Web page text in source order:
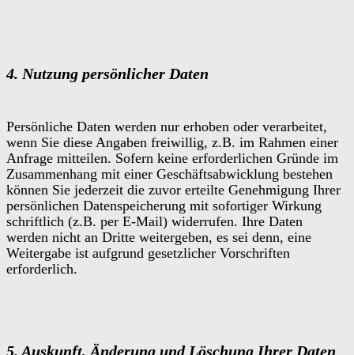
4. Nutzung persönlicher Daten
Persönliche Daten werden nur erhoben oder verarbeitet,
wenn Sie diese Angaben freiwillig, z.B. im Rahmen einer
Anfrage mitteilen. Sofern keine erforderlichen Gründe im
Zusammenhang mit einer Geschäftsabwicklung bestehen
können Sie jederzeit die zuvor erteilte Genehmigung Ihrer
persönlichen Datenspeicherung mit sofortiger Wirkung
schriftlich (z.B. per E-Mail) widerrufen. Ihre Daten
werden nicht an Dritte weitergeben, es sei denn, eine
Weitergabe ist aufgrund gesetzlicher Vorschriften
erforderlich.
5. Auskunft, Änderung und Löschung Ihrer Daten